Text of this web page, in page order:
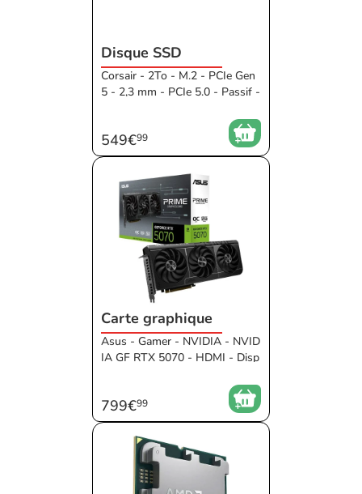
Disque SSD
Corsair - 2To - M.2 - PCIe Gen
5 - 2,3 mm - PCIe 5.0 - Passif -
549€99
Carte graphique
Asus - Gamer - NVIDIA - NVID
IA GF RTX 5070 - HDMI - Disp
m - Sans Low Profile - Noir - G
ris - Overclokée - 1406 AI TOP
S
799€99